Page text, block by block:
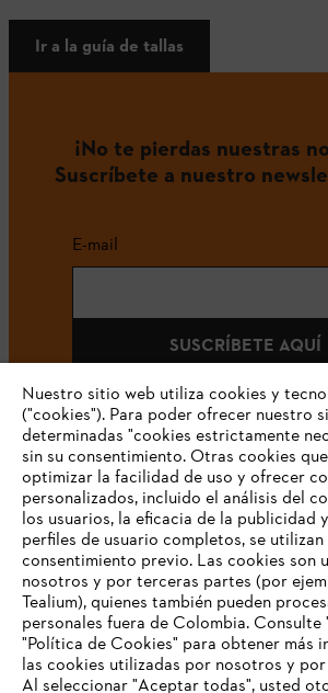
Ir a la guía de tallas
¡No te pierdas nuestras
Suscríbete a nuestro
E-mail
SUSCRÍBETE AQUÍ
Nuestra empresa
Nuestro sitio web utiliza cookies y
("cookies"). Para poder ofrecer nuestro
determinadas "cookies estrictamente
sin su consentimiento. Otras cookies
optimizar la facilidad de uso y ofrecer
personalizados, incluido el análisis del
los usuarios, la eficacia de la publicidad
perfiles de usuario completos, se
consentimiento previo. Las cookies son
nosotros y por terceras partes (por
Tealium), quienes también pueden
personales fuera de Colombia.
"Política de Cookies" para obtener más
las cookies utilizadas por nosotros y
Al seleccionar "Aceptar todas", usted